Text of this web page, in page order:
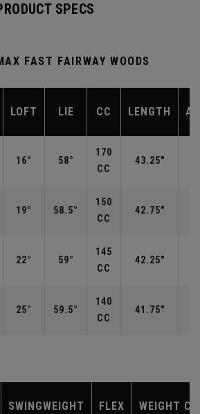
SPECS
FAST FAIRWAY WOODS
LOFT LIE CC LENGTH
16° 58°
170
CC
43.25"
19° 58.5°
150
CC
42.75"
22° 59°
145
CC
42.25"
25° 59.5°
140
CC
41.75"
SWINGWEIGHT FLEX WEIGHT